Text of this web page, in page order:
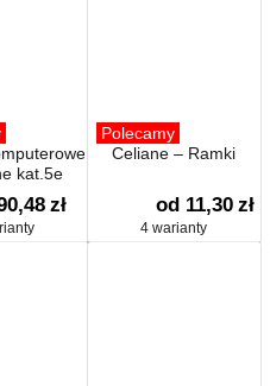
kat.5e
zł
Polecamy
Celiane – Ramki
od 11,30 zł
4 warianty